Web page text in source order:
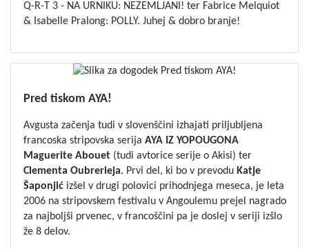
Q-R-T 3 - NA URNIKU: NEZEMLJANI! ter Fabrice Melquiot
& Isabelle Pralong: POLLY. Juhej & dobro branje!
Pred tiskom AYA!
Avgusta začenja tudi v slovenščini izhajati priljubljena
francoska stripovska serija AYA IZ YOPOUGONA
Maguerite Abouet (tudi avtorice serije o Akisi) ter
Clementa Oubrerieja. Prvi del, ki bo v prevodu Katje
Šaponjićizšel v drugi polovici prihodnjega meseca, je leta
2006 na stripovskem festivalu v Angoulemu prejel nagrado
za najboljši prvenec, v francoščini pa je doslej v seriji izšlo
že 8 delov.